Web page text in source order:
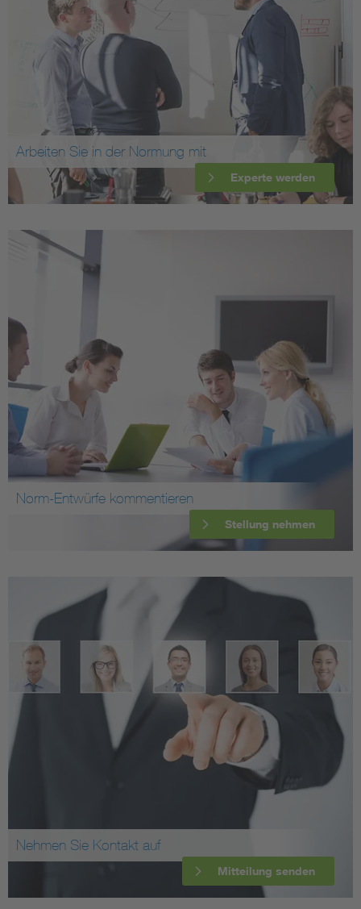
Arbeiten Sie in der Normung mit
Experte werden
Norm-Entwürfe kommentieren
Stellung nehmen
Nehmen Sie Kontakt auf
Mitteilung senden